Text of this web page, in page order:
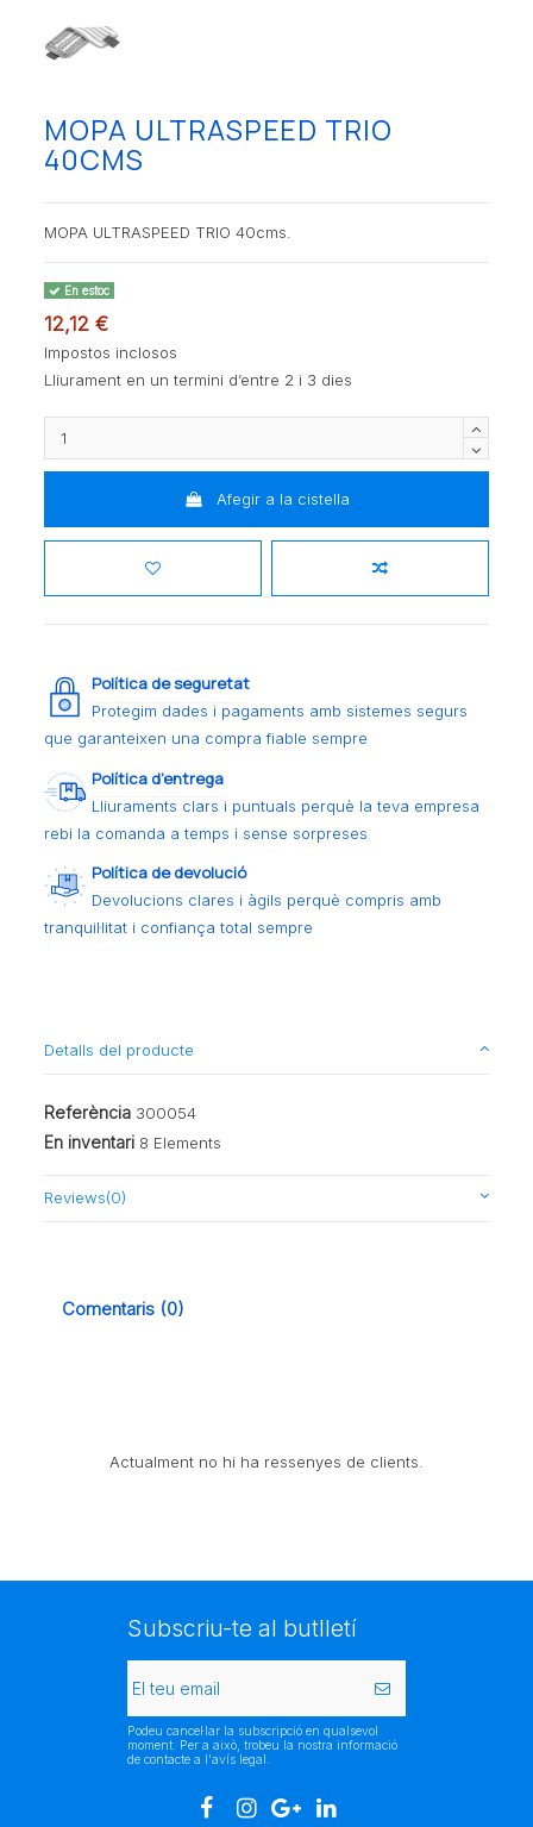
MOPA ULTRASPEED TRIO
40CMS
MOPA ULTRASPEED TRIO 40cms.
En estoc
12,12 €
Impostos inclosos
Lliurament en un termini d’entre 2 i 3 dies
Afegir a la cistella
Política de seguretat
Protegim dades i pagaments amb sistemes segurs
que garanteixen una compra fiable sempre
Política d’entrega
Lliuraments clars i puntuals perquè la teva empresa
rebi la comanda a temps i sense sorpreses
Política de devolució
Devolucions clares i àgils perquè compris amb
tranquil·litat i confiança total sempre
Detalls del producte
Referència 300054
En inventari 8 Elements
Reviews(0)
Comentaris (0)
Actualment no hi ha ressenyes de clients.
Subscriu-te al butlletí
Podeu cancel·lar la subscripció en qualsevol
moment. Per a això, trobeu la nostra informació
de contacte a l'avís legal.